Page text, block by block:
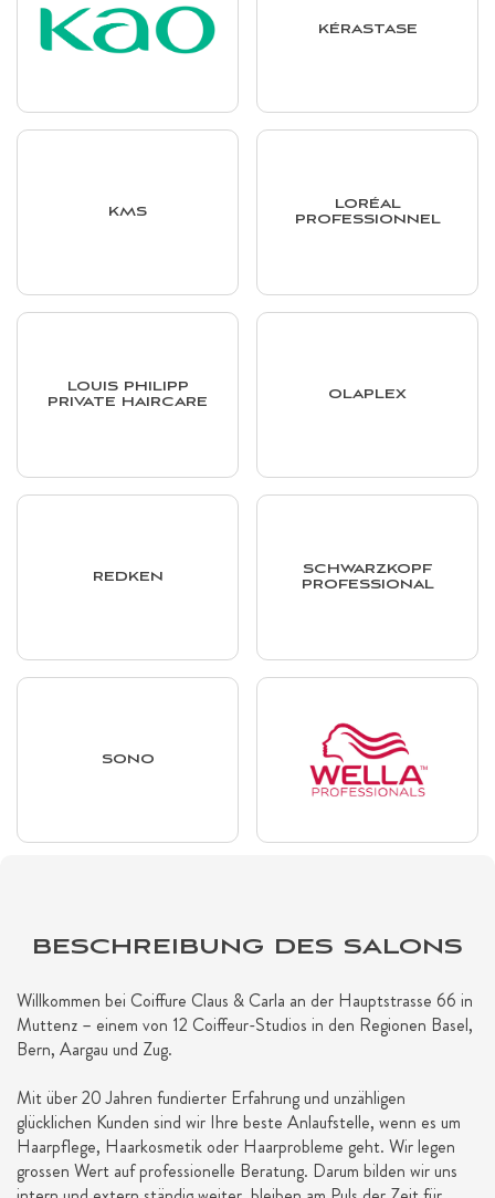
KÉRASTASE
KMS
LORÉAL
PROFESSIONNEL
LOUIS PHILIPP
PRIVATE HAIRCARE
OLAPLEX
REDKEN
SCHWARZKOPF
PROFESSIONAL
SONO
BESCHREIBUNG DES SALONS
Willkommen bei Coiffure Claus & Carla an der Hauptstrasse 66 in
Muttenz – einem von 12 Coiffeur-Studios in den Regionen Basel,
Bern, Aargau und Zug.
Mit über 20 Jahren fundierter Erfahrung und unzähligen
glücklichen Kunden sind wir Ihre beste Anlaufstelle, wenn es um
Haarpflege, Haarkosmetik oder Haarprobleme geht. Wir legen
grossen Wert auf professionelle Beratung. Darum bilden wir uns